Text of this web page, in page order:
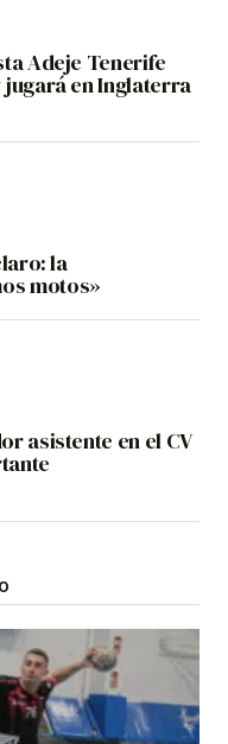
Adeje Tenerife
jugará en Inglaterra
la
motos»
asistente en el CV